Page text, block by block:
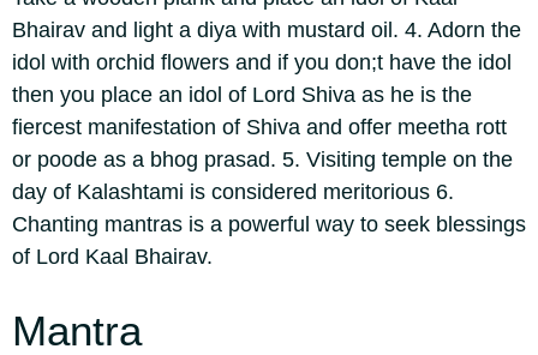
Bhairav and light a diya with mustard oil. 4. Adorn the
idol with orchid flowers and if you don;t have the idol
then you place an idol of Lord Shiva as he is the
fiercest manifestation of Shiva and offer meetha rott
or poode as a bhog prasad. 5. Visiting temple on the
day of Kalashtami is considered meritorious 6.
Chanting mantras is a powerful way to seek blessings
of Lord Kaal Bhairav.
Mantra